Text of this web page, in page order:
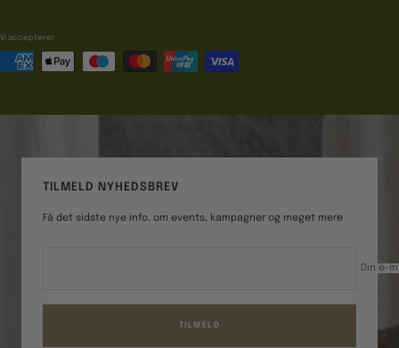
Vi accepterer
TILMELD NYHEDSBREV
Få det sidste nye info. om events, kampagner og meget mere
Din e-
TILMELD